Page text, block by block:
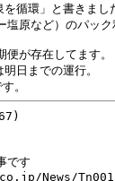
を循環」と書きま
原など）のパッ
が存在してます。
日までの運行。
です
News/